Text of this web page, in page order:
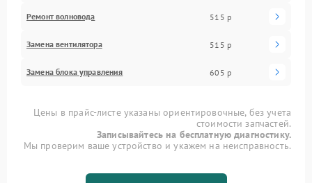
Ремонт волновода 515 р
Замена вентилятора 515 р
Замена блока управления 605 р
Цены в прайс-листе указаны ориентировочные, без учета
стоимости запчастей.
Записывайтесь на бесплатную диагностику.
Мы проверим ваше устройство и укажем на неисправность.